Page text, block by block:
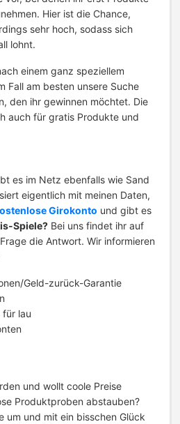
Hier ist die Chance,
sehr hoch, sodass sich
lohnt.
einem ganz speziellem
Fall am besten unsere Suche
den ihr gewinnen möchtet. Die
auch für gratis Produkte und
es im Netz ebenfalls wie Sand
eigentlich mit meinen Daten,
Girokonto und gibt es
Spiele? Bei uns findet ihr auf
die Antwort. Wir informieren
Geld-zurück-Garantie
lau
und wollt coole Preise
Produktproben abstauben?
um und mit ein bisschen Glück